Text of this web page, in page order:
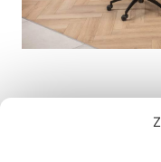
Dlaczego